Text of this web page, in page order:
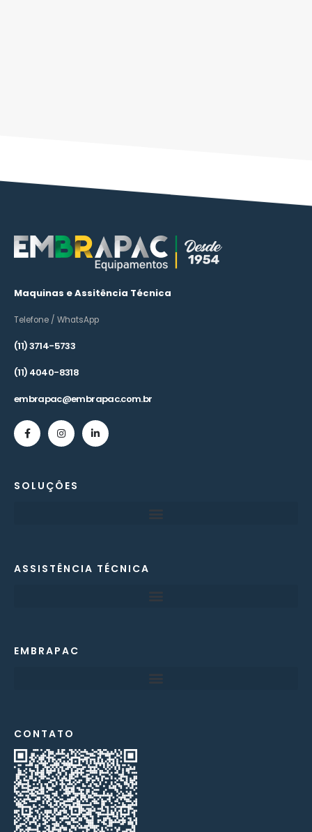
Maquinas e Assitência Técnica
Telefone / WhatsApp
(11) 3714-5733
(11) 4040-8318
embrapac@embrapac.com.br
SOLUÇÔES
ASSISTÊNCIA TÉCNICA
EMBRAPAC
CONTATO